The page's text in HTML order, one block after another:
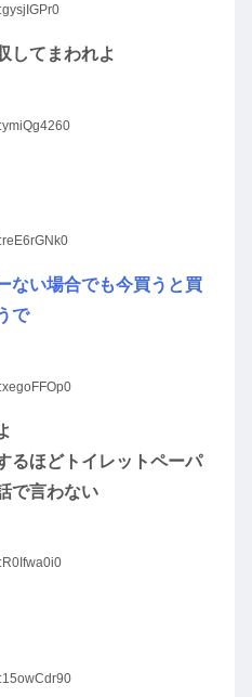
してまわれよ
ない場合でも今買うと買
で
るほどトイレットペーパ
で言わない